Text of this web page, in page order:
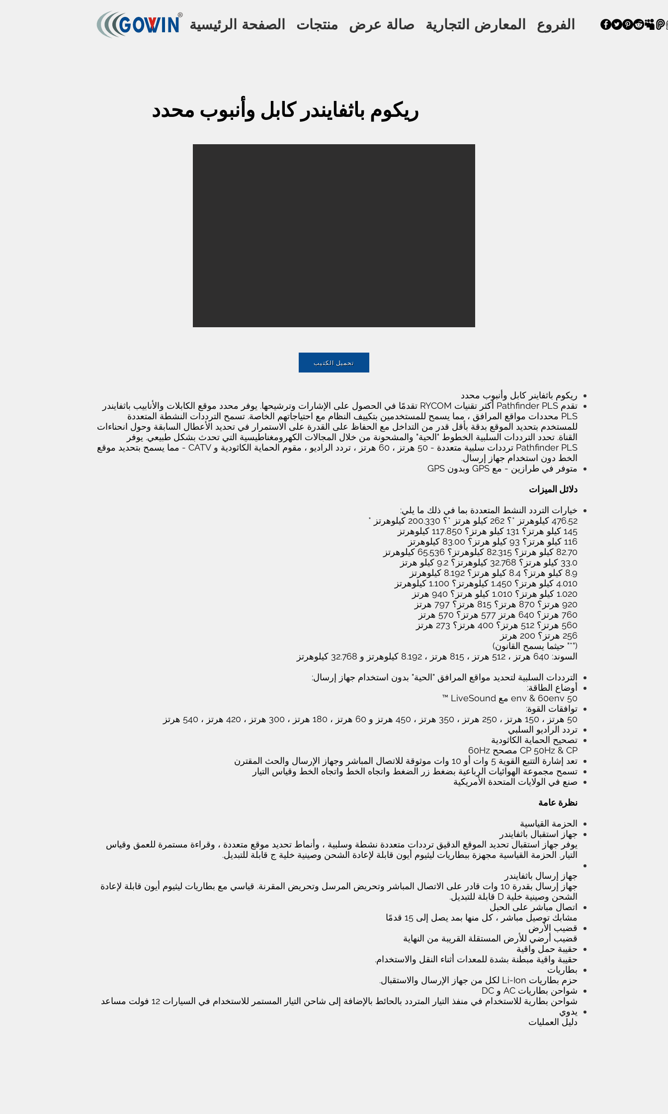
الصفحة الرئيسية منتجات صالة عرض المعارض التجارية الفروع
ريكوم باثفايندر كابل وأنبوب محدد
تحميل الكتيب
ريكوم باثفاينر كابل وأنبوب محدد
تقدم Pathfinder PLS أكثر تقنيات RYCOM تقدمًا في الحصول على الإشارات وترشيحها. يوفر محدد موقع الكابلات والأنابيب باثفايندر
PLS محددات مواقع المرافق ، مما يسمح للمستخدمين بتكييف النظام مع احتياجاتهم الخاصة. تسمح الترددات النشطة المتعددة
للمستخدم بتحديد الموقع بدقة بأقل قدر من التداخل مع الحفاظ على القدرة على الاستمرار في تحديد الأعطال السابقة وحول انحناءات
القناة. تحدد الترددات السلبية الخطوط "الحية" والمشحونة من خلال المجالات الكهرومغناطيسية التي تحدث بشكل طبيعي. يوفر
Pathfinder PLS ترددات سلبية متعددة - 50 هرتز ، 60 هرتز ، تردد الراديو ، مقوم الحماية الكاثودية و CATV - مما يسمح بتحديد موقع
الخط دون استخدام جهاز إرسال.
متوفر في طرازين - مع GPS وبدون GPS
دلائل الميزات
خيارات التردد النشط المتعددة بما في ذلك ما يلي:
476.52 كيلوهرتز *؟ 262 كيلو هرتز *؟ 200.330 كيلوهرتز *
145 كيلو هرتز؟ 131 كيلو هرتز؟ 117.850 كيلوهرتز
116 كيلو هرتز؟ 93 كيلو هرتز؟ 83.00 كيلوهرتز
82.70 كيلو هرتز؟ 82.315 كيلوهرتز؟ 65.536 كيلوهرتز
33.0 كيلو هرتز؟ 32.768 كيلوهرتز؟ 9.2 كيلو هرتز
8.9 كيلو هرتز؟ 8.4 كيلو هرتز؟ 8.192 كيلوهرتز
4.010 كيلو هرتز؟ 1.450 كيلوهرتز؟ 1.100 كيلوهرتز
1.020 كيلو هرتز؟ 1.010 كيلو هرتز؟ 940 هرتز
920 هرتز؟ 870 هرتز؟ 815 هرتز؟ 797 هرتز
760 هرتز؟ 640 هرتز 577 هرتز؟ 570 هرتز
560 هرتز؟ 512 هرتز؟ 400 هرتز؟ 273 هرتز
256 هرتز؟ 200 هرتز
("*" حيثما يسمح القانون)
السوند: 640 هرتز ، 512 هرتز ، 815 هرتز ، 8.192 كيلوهرتز و 32.768 كيلوهرتز
الترددات السلبية لتحديد مواقع المرافق "الحية" بدون استخدام جهاز إرسال:
أوضاع الطاقة:
50 env & 60env مع LiveSound ™
توافقات القوة:
50 هرتز ، 150 هرتز ، 250 هرتز ، 350 هرتز ، 450 هرتز و 60 هرتز ، 180 هرتز ، 300 هرتز ، 420 هرتز ، 540 هرتز
تردد الراديو السلبي
تصحيح الحماية الكاثودية
CP 50Hz & CP مصحح 60Hz
تعد إشارة التتبع القوية 5 وات أو 10 وات موثوقة للاتصال المباشر وجهاز الإرسال والحث المقترن
تسمح مجموعة الهوائيات الرباعية بضغط زر الضغط واتجاه الخط واتجاه الخط وقياس التيار
صنع في الولايات المتحدة الأمريكية
نظرة عامة
الحزمة القياسية
جهاز استقبال باثفايندر
يوفر جهاز استقبال تحديد الموقع الدقيق ترددات متعددة نشطة وسلبية ، وأنماط تحديد موقع متعددة ، وقراءة مستمرة للعمق وقياس
التيار. الحزمة القياسية مجهزة ببطاريات ليثيوم أيون قابلة لإعادة الشحن وصينية خلية ج قابلة للتبديل.
جهاز إرسال باثفايندر
جهاز إرسال بقدرة 10 وات قادر على الاتصال المباشر وتحريض المرسل وتحريض المقرنة. قياسي مع بطاريات ليثيوم أيون قابلة لإعادة
الشحن وصينية خلية D قابلة للتبديل.
اتصال مباشر على الحبل
مشابك توصيل مباشر ، كل منها بمد يصل إلى 15 قدمًا
قضيب الأرض
قضيب أرضي للأرض المستقلة القريبة من النهاية
حقيبة حمل واقية
حقيبة واقية مبطنة بشدة للمعدات أثناء النقل والاستخدام.
بطاريات
حزم بطاريات Li-Ion لكل من جهاز الإرسال والاستقبال.
شواحن بطاريات AC و DC
شواحن بطارية للاستخدام في منفذ التيار المتردد بالحائط بالإضافة إلى شاحن التيار المستمر للاستخدام في السيارات 12 فولت مساعد
يدوي
دليل العمليات